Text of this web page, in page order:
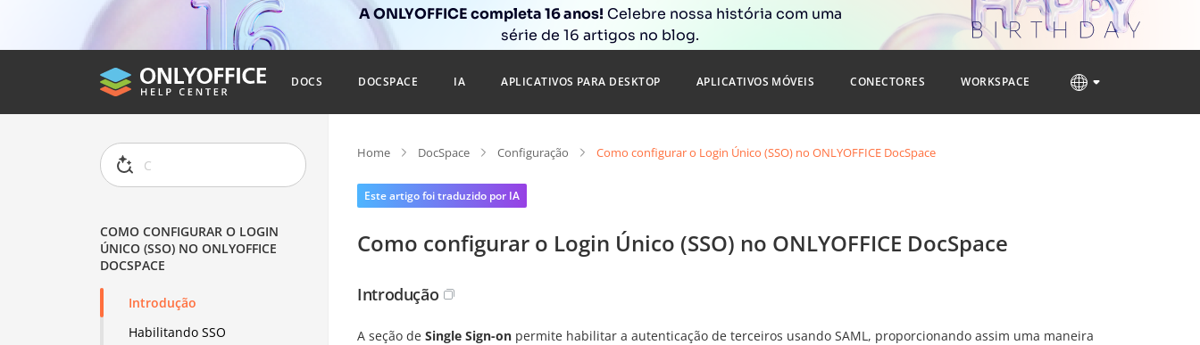
A ONLYOFFICE completa 16 anos! Celebre nossa história com uma
série de 16 artigos no blog.
DOCS DOCSPACE IA APLICATIVOS PARA DESKTOP APLICATIVOS MÓVEIS CONECTORES WORKSPACE
COMO CONFIGURAR O LOGIN
ÚNICO (SSO) NO ONLYOFFICE
DOCSPACE
Introdução
Habilitando SSO
Home DocSpace Configuração Como configurar o Login Único (SSO) no ONLYOFFICE DocSpace
Este artigo foi traduzido por IA
Como configurar o Login Único (SSO) no ONLYOFFICE DocSpace
Introdução
A seção de Single Sign-on permite habilitar a autenticação de terceiros usando SAML, proporcionando assim uma maneira